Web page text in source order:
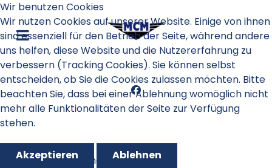
GPS Triangle 2022
Wir benutzen Cookies
Wir nutzen Cookies auf unserer Website. Einige von ihnen
sind essenziell für den Betrieb der Seite, während andere
uns helfen, diese Website und die Nutzererfahrung zu
verbessern (Tracking Cookies). Sie können selbst
entscheiden, ob Sie die Cookies zulassen möchten. Bitte
beachten Sie, dass bei einer Ablehnung womöglich nicht
mehr alle Funktionalitäten der Seite zur Verfügung
stehen.
Akzeptieren
Ablehnen